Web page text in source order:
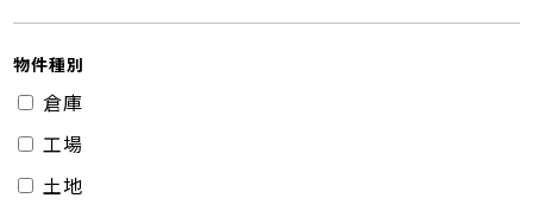
物件種別
倉庫
工場
土地